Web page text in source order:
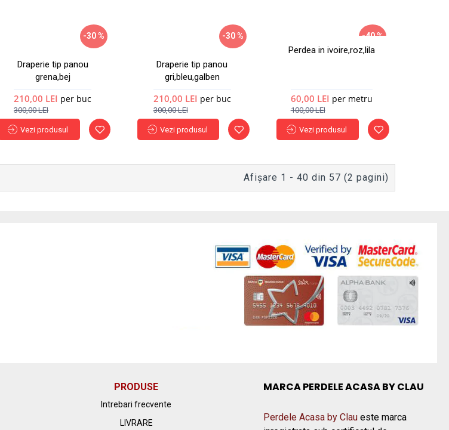
-30 %
Draperie tip panou
grena,bej
210,00 LEI per buc
300,00 LEI
Vezi produsul
-30 %
Draperie tip panou
gri,bleu,galben
210,00 LEI per buc
300,00 LEI
Vezi produsul
-40 %
Perdea in ivoire,roz,lila
60,00 LEI per metru
100,00 LEI
Vezi produsul
Afişare 1 - 40 din 57 (2 pagini)
PRODUSE
Intrebari frecvente
LIVRARE
MARCA PERDELE ACASA BY CLAU
Perdele Acasa by Clau este marca